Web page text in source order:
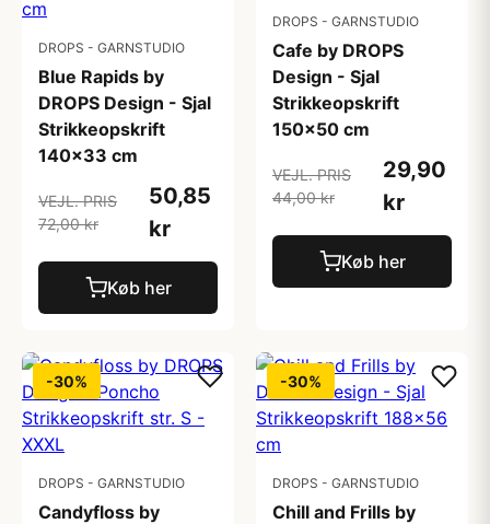
DROPS - GARNSTUDIO
Blue Rapids by
DROPS Design - Sjal
Strikkeopskrift
140x33 cm
VEJL. PRIS
72,00 kr
50,85
kr
Køb her
DROPS - GARNSTUDIO
Cafe by DROPS
Design - Sjal
Strikkeopskrift
150x50 cm
VEJL. PRIS
44,00 kr
29,90
kr
Køb her
-30%
DROPS - GARNSTUDIO
Candyfloss by
-30%
DROPS - GARNSTUDIO
Chill and Frills by